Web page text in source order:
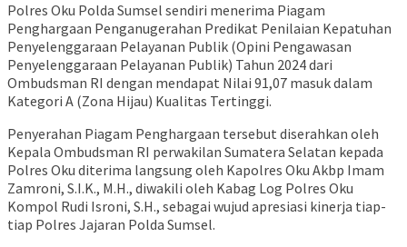
Polres Oku Polda Sumsel sendiri menerima Piagam
Penghargaan Penganugerahan Predikat Penilaian Kepatuhan
Penyelenggaraan Pelayanan Publik (Opini Pengawasan
Penyelenggaraan Pelayanan Publik) Tahun 2024 dari
Ombudsman RI dengan mendapat Nilai 91,07 masuk dalam
Kategori A (Zona Hijau) Kualitas Tertinggi.
Penyerahan Piagam Penghargaan tersebut diserahkan oleh
Kepala Ombudsman RI perwakilan Sumatera Selatan kepada
Polres Oku diterima langsung oleh Kapolres Oku Akbp Imam
Zamroni, S.I.K., M.H., diwakili oleh Kabag Log Polres Oku
Kompol Rudi Isroni, S.H., sebagai wujud apresiasi kinerja tiap-
tiap Polres Jajaran Polda Sumsel.